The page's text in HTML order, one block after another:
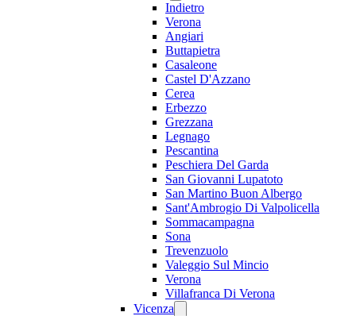
Indietro
Verona
Angiari
Buttapietra
Casaleone
Castel D'Azzano
Cerea
Erbezzo
Grezzana
Legnago
Pescantina
Peschiera Del Garda
San Giovanni Lupatoto
San Martino Buon Albergo
Sant'Ambrogio Di Valpolicella
Sommacampagna
Sona
Trevenzuolo
Valeggio Sul Mincio
Verona
Villafranca Di Verona
Vicenza